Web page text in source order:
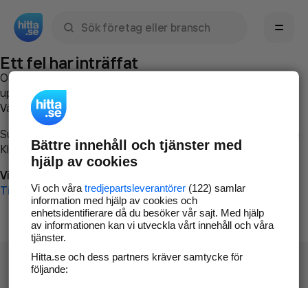
Ett fel har inträffat
Om du vill kan du
uppstod så att vi lättare och snabbare kan avhjälpa det.
Vänligen försök med följande:
Surfa till
Klicka påTillbaka-knappen i webbläsaren och försök igen
Vi beklagar besväret!
Till startsidan
Bättre innehåll och tjänster med
hjälp av cookies
Vi och våra tredjepartsleverantörer(122) samlar
information med hjälp av cookies och
enhetsidentifierare då du besöker vår sajt. Med hjälp
av informationen kan vi utveckla vårt innehåll och våra
tjänster.
Hitta.se och dess partners kräver samtycke för
följande: